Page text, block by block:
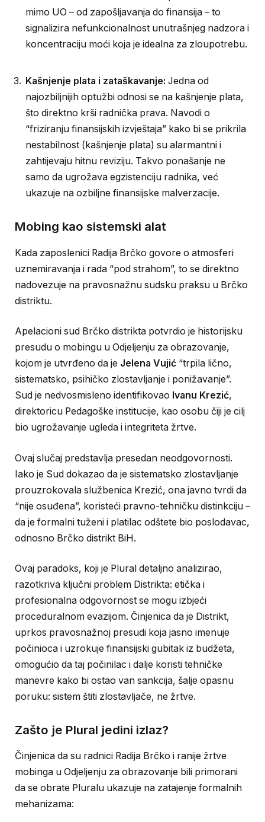
mimo UO – od zapošljavanja do finansija – to
signalizira nefunkcionalnost unutrašnjeg nadzora i
koncentraciju moći koja je idealna za zloupotrebu.
Kašnjenje plata i zataškavanje: Jedna od
najozbiljnijih optužbi odnosi se na kašnjenje plata,
što direktno krši radnička prava. Navodi o
“friziranju finansijskih izvještaja” kako bi se prikrila
nestabilnost (kašnjenje plata) su alarmantni i
zahtijevaju hitnu reviziju. Takvo ponašanje ne
samo da ugrožava egzistenciju radnika, već
ukazuje na ozbiljne finansijske malverzacije.
Mobing kao sistemski alat
Kada zaposlenici Radija Brčko govore o atmosferi
uznemiravanja i rada “pod strahom”, to se direktno
nadovezuje na pravosnažnu sudsku praksu u Brčko
distriktu.
Apelacioni sud Brčko distrikta potvrdio je historijsku
presudu o mobingu u Odjeljenju za obrazovanje,
kojom je utvrđeno da je Jelena Vujić “trpila lično,
sistematsko, psihičko zlostavljanje i ponižavanje”.
Sud je nedvosmisleno identifikovao Ivanu Krezić,
direktoricu Pedagoške institucije, kao osobu čiji je cilj
bio ugrožavanje ugleda i integriteta žrtve.
Ovaj slučaj predstavlja presedan neodgovornosti.
Iako je Sud dokazao da je sistematsko zlostavljanje
prouzrokovala službenica Krezić, ona javno tvrdi da
“nije osuđena”, koristeći pravno-tehničku distinkciju –
da je formalni tuženi i platilac odštete bio poslodavac,
odnosno Brčko distrikt BiH.
Ovaj paradoks, koji je Plural detaljno analizirao,
razotkriva ključni problem Distrikta: etička i
profesionalna odgovornost se mogu izbjeći
proceduralnom evazijom. Činjenica da je Distrikt,
uprkos pravosnažnoj presudi koja jasno imenuje
počinioca i uzrokuje finansijski gubitak iz budžeta,
omogućio da taj počinilac i dalje koristi tehničke
manevre kako bi ostao van sankcija, šalje opasnu
poruku: sistem štiti zlostavljače, ne žrtve.
Zašto je Plural jedini izlaz?
Činjenica da su radnici Radija Brčko i ranije žrtve
mobinga u Odjeljenju za obrazovanje bili primorani
da se obrate Pluralu ukazuje na zatajenje formalnih
mehanizama: